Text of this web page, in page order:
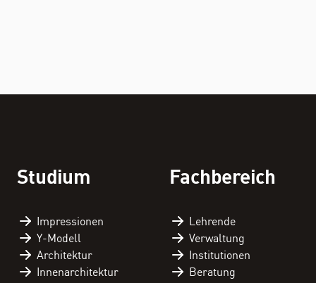
Studium
Impressionen
Y-Modell
Architektur
Innenarchitektur
Fachbereich
Lehrende
Verwaltung
Institutionen
Beratung